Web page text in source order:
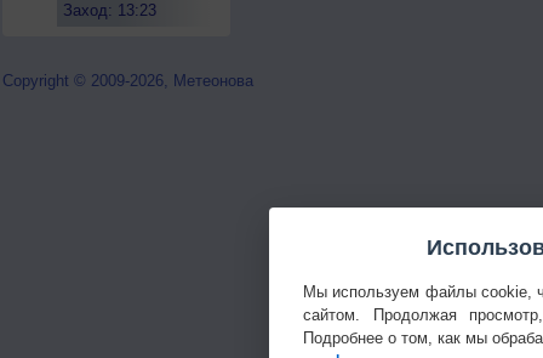
Заход: 13:23
Copyright © 2009-2026, Метеонова
Мы используем файлы cookie,
сайтом. Продолжая
Подробнее о том, как мы